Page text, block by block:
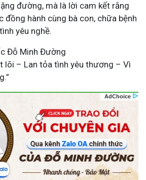
đường, mà là lời cam kết rằng
đồng hành cùng bà con, chữa bệnh
yêu nghề.
Đỗ Minh Đường
lõi – Lan tỏa tình yêu thương – Vì